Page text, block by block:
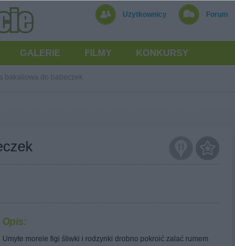
Użytkownicy Forum
GALERIE FILMY KONKURSY
bakaliowa do babeczek
Opis:
Umyte morele figi śliwki i rodzynki drobno pokroić zalać rumem